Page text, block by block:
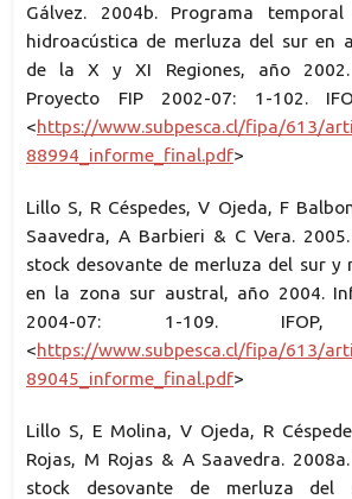
Gálvez. 2004b. Programa
hidroacústica de merluza del sur en
de la X y XI Regiones, año
Proyecto FIP 2002-07: 1-102.
<https://www.subpesca.cl/fipa/613/
88994_informe_final.pdf>
Lillo S, R Céspedes, V Ojeda, F
Saavedra, A Barbieri & C Vera.
stock desovante de merluza del sur y
en la zona sur austral, año 2004.
2004-07: 1-109. IFOP,
<https://www.subpesca.cl/fipa/613/
89045_informe_final.pdf>
Lillo S, E Molina, V Ojeda, R
Rojas, M Rojas & A Saavedra.
stock desovante de merluza del